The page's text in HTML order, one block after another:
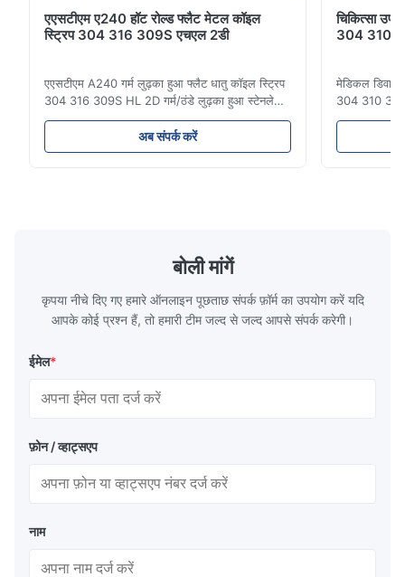
एएसटीएम ए240 हॉट रोल्ड फ्लैट मेटल कॉइल
स्ट्रिप 304 316 309S एचएल 2डी
एएसटीएम A240 गर्म लुढ़का हुआ फ्लैट धातु कॉइल स्ट्रिप
304 316 309S HL 2D गर्म/ठंडे लुढ़का हुआ स्टेनलेस
स्टील कॉइल स्ट्रिप 304 316 309S 310 310S 316L
321 ASTM A240 उत्पाद विनिर्देश उत्पाद का नाम
स्टेनलेस स्टील कॉइल/स्ट्रिप विनिर्देश मोटाईः गर्म लुढ़का
अब संपर्क करें
चिकित्सा
304 310
मेडिकल
304 310 316
रोल्ड कोल्ड
ऑस्टेनिटिक
बोली मांगें
कृपया नीचे दिए गए हमारे ऑनलाइन पूछताछ संपर्क फ़ॉर्म का उपयोग करें यदि
आपके कोई प्रश्न हैं, तो हमारी टीम जल्द से जल्द आपसे संपर्क करेगी।
ईमेल*
फ़ोन / व्हाट्सएप
नाम